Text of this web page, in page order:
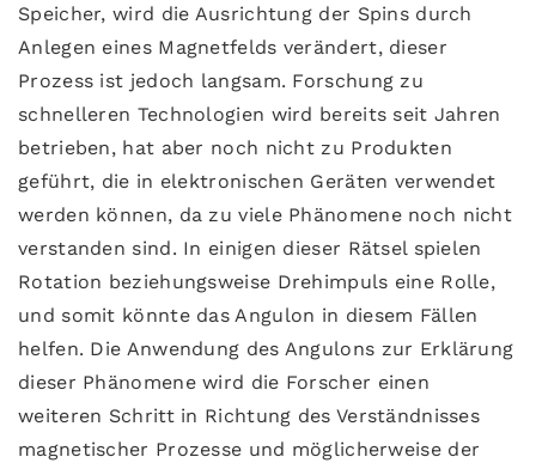
Speicher, wird die Ausrichtung der Spins durch
Anlegen eines Magnetfelds verändert, dieser
Prozess ist jedoch langsam. Forschung zu
schnelleren Technologien wird bereits seit Jahren
betrieben, hat aber noch nicht zu Produkten
geführt, die in elektronischen Geräten verwendet
werden können, da zu viele Phänomene noch nicht
verstanden sind. In einigen dieser Rätsel spielen
Rotation beziehungsweise Drehimpuls eine Rolle,
und somit könnte das Angulon in diesem Fällen
helfen. Die Anwendung des Angulons zur Erklärung
dieser Phänomene wird die Forscher einen
weiteren Schritt in Richtung des Verständnisses
magnetischer Prozesse und möglicherweise der